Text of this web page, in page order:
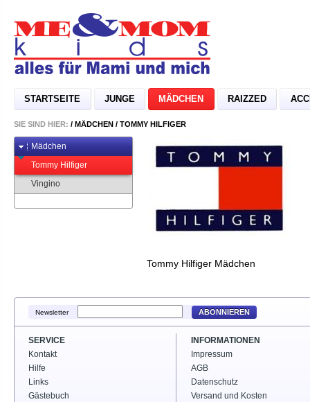
STARTSEITE JUNGE MÄDCHEN RAIZZED
SIE SIND HIER: / MÄDCHEN / TOMMY HILFIGER
Mädchen
Tommy Hilfiger
Vingino
Tommy Hilfiger Mädchen
Newsletter ABONNIEREN
SERVICE
Kontakt
Hilfe
Links
Gästebuch
INFORMATIONEN
Impressum
AGB
Datenschutz
Versand und Kosten